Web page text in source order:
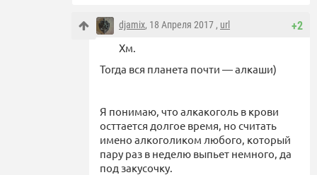
+2
djamix, 18 Апреля 2017 , url
Хм.
Тогда вся планета почти — алкаши)
Я понимаю, что алкакоголь в крови
осттается долгое время, но считать
имено алкоголиком любого, который
пару раз в неделю выпьет немного, да
под закусочку.